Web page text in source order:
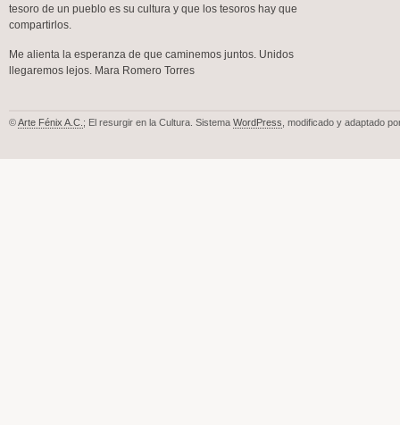
tesoro de un pueblo es su cultura y que los tesoros hay que
compartirlos.
Me alienta la esperanza de que caminemos juntos. Unidos
llegaremos lejos. Mara Romero Torres
©Arte Fénix A.C. ; El resurgir en la Cultura. Sistema WordPress , modificado y adaptado